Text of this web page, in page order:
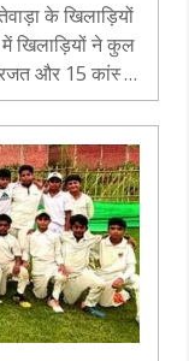
के खिलाड़ियों
और 15 कांस्य
ने राज्य स..